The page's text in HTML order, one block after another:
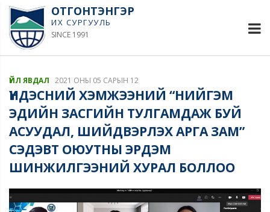
ОТГОНТЭНГЭР
ИХ СУРГУУЛЬ
SINCE 1991
ҮЙЛ ЯВДАЛ 2021 ОНЫ 05 САРЫН 12
ҮНДЭСНИЙ ХЭМЖЭЭНИЙ “НИЙГЭМ
ЭДИЙН ЗАСГИЙН ТУЛГАМДАЖ БУЙ
АСУУДАЛ, ШИЙДВЭРЛЭХ АРГА ЗАМ”
СЭДЭВТ ОЮУТНЫ ЭРДЭМ
ШИНЖИЛГЭЭНИЙ ХУРАЛ БОЛЛОО